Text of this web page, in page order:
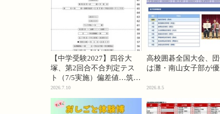
【中学受験2027】四谷大
塚、第2回合不合判定テス
ト（7/5実施）偏差値…筑駒
74・桜蔭70＜PR＞
2026.7.10
高校囲碁全国大会、
は灘・南山女子部が
2026.8.5